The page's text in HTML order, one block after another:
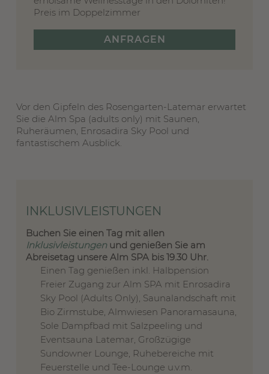
Preis im Doppelzimmer
ANFRAGEN
Vor den Gipfeln des Rosengarten-Latemar erwartet
Sie die Alm Spa (adults only) mit Saunen,
Ruheräumen, Enrosadira Sky Pool und
fantastischem Ausblick.
INKLUSIVLEISTUNGEN
Buchen Sie einen Tag mit allen
Inklusivleistungen und genießen Sie am
Abreisetag unsere Alm SPA bis 19.30 Uhr.
Einen Tag genießen inkl. Halbpension
Freier Zugang zur Alm SPA mit Enrosadira
Sky Pool (Adults Only), Saunalandschaft mit
Bio Zirmstube, Almwiesen Panoramasauna,
Sole Dampfbad mit Salzpeeling und
Eventsauna Latemar, Großzügige
Sundowner Lounge, Ruhebereiche mit
Feuerstelle und Tee-Lounge u.v.m.